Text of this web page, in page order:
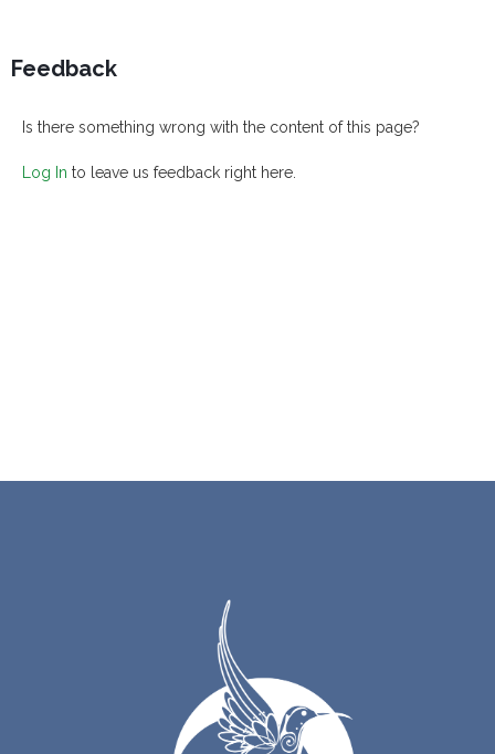
Feedback
Is there something wrong with the content of this page?
Log In to leave us feedback right here.